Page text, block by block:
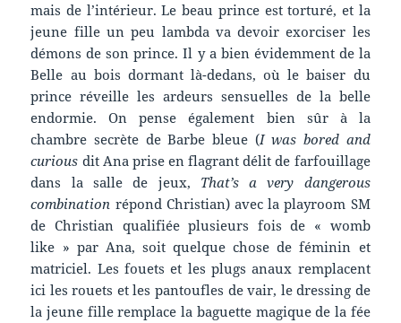
mais de l’intérieur. Le beau prince est torturé, et la
jeune fille un peu lambda va devoir exorciser les
démons de son prince. Il y a bien évidemment de la
Belle au bois dormant là-dedans, où le baiser du
prince réveille les ardeurs sensuelles de la belle
endormie. On pense également bien sûr à la
chambre secrète de Barbe bleue (I was bored and
curious dit Ana prise en flagrant délit de farfouillage
dans la salle de jeux, That’s a very dangerous
combination répond Christian) avec la playroom SM
de Christian qualifiée plusieurs fois de « womb
like » par Ana, soit quelque chose de féminin et
matriciel. Les fouets et les plugs anaux remplacent
ici les rouets et les pantoufles de vair, le dressing de
la jeune fille remplace la baguette magique de la fée